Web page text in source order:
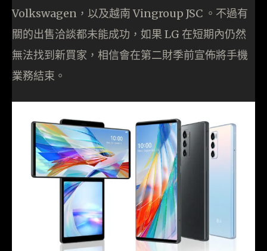
Volkswagen，以及越南 Vingroup JSC 。不過有
關的出售洽談都未能成功，如果 LG 在短期內仍然
無法找到新買家，相信會在第二財季前宣佈將手機
業務結束。